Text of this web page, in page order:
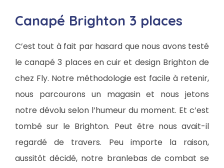
Canapé Brighton 3 places
C’est tout à fait par hasard que nous avons testé
le canapé 3 places en cuir et design Brighton de
chez Fly. Notre méthodologie est facile à retenir,
nous parcourons un magasin et nous jetons
notre dévolu selon l’humeur du moment. Et c’est
tombé sur le Brighton. Peut être nous avait-il
regardé de travers. Peu importe la raison,
aussitôt décidé, notre branlebas de combat se